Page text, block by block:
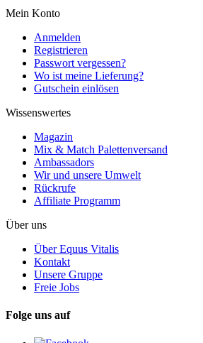
Mein Konto
Anmelden
Registrieren
Passwort vergessen?
Wo ist meine Lieferung?
Gutschein einlösen
Wissenswertes
Magazin
Mix & Match Palettenversand
Ambassadors
Wir und unsere Umwelt
Rückrufe
Affiliate Programm
Über uns
Über Equus Vitalis
Kontakt
Unsere Gruppe
Freie Jobs
Folge uns auf